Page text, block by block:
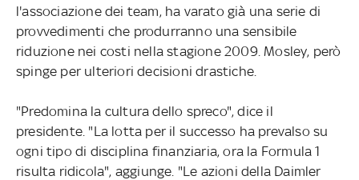
l'associazione dei team, ha varato già una serie di
provvedimenti che produrranno una sensibile
riduzione nei costi nella stagione 2009. Mosley, però
spinge per ulteriori decisioni drastiche.
"Predomina la cultura dello spreco", dice il
presidente. "La lotta per il successo ha prevalso su
ogni tipo di disciplina finanziaria, ora la Formula 1
risulta ridicola", aggiunge. "Le azioni della Daimler